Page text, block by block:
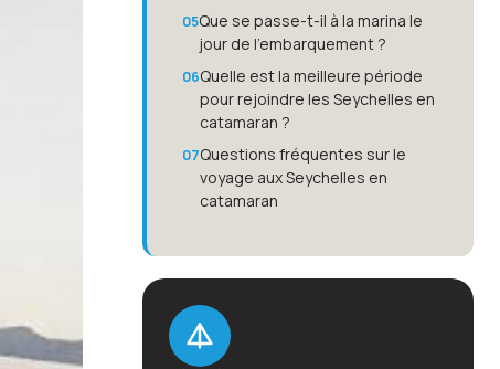
Que se passe-t-il à la marina le
jour de l’embarquement ?
Quelle est la meilleure période
pour rejoindre les Seychelles en
catamaran ?
Questions fréquentes sur le
voyage aux Seychelles en
catamaran